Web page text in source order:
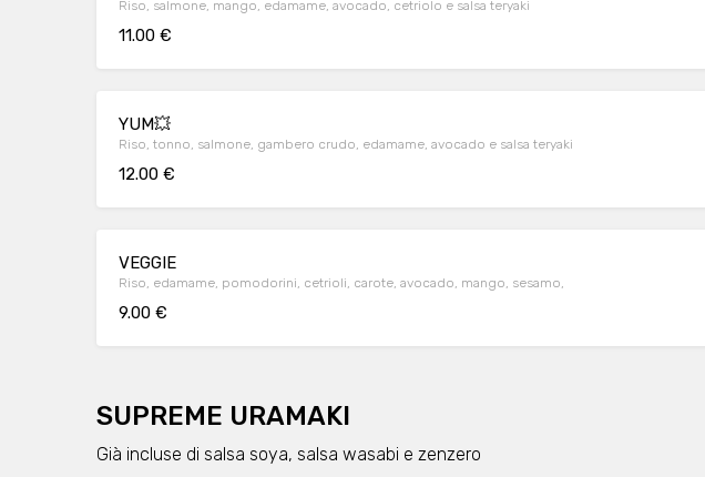
Riso, salmone, mango, edamame, avocado, cetriolo e salsa teryaki
11.00 €
YUM💥
Riso, tonno, salmone, gambero crudo, edamame, avocado e salsa teryaki
12.00 €
VEGGIE
Riso, edamame, pomodorini, cetrioli, carote, avocado, mango, sesamo,
9.00 €
SUPREME URAMAKI
Già incluse di salsa soya, salsa wasabi e zenzero